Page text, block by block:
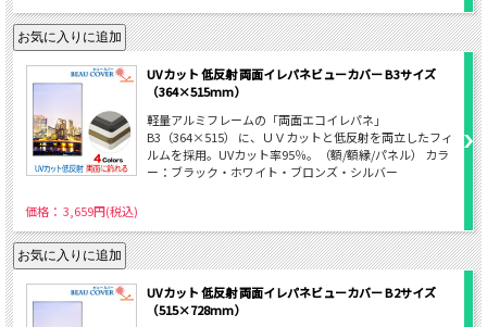
UVカット 低反射 両面イレパネビューカバー B3サイズ
（364×515mm）
軽量アルミフレームの「両面エコイレパネ」
B3（364×515） に、ＵＶカットと低反射を両立したフィ
ルムを採用。UVカット率95％。（額/額縁/パネル） カラ
ー：ブラック・ホワイト・ブロンズ・シルバー
価格： 3,659円(税込)
UVカット 低反射 両面イレパネビューカバー B2サイズ
（515×728mm）